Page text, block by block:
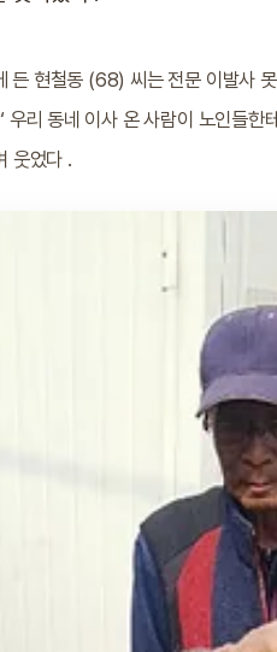
든 현철동 (68) 씨는 전문 이발사
우리 동네 이사 온 사람이 노인들한
웃었다 .